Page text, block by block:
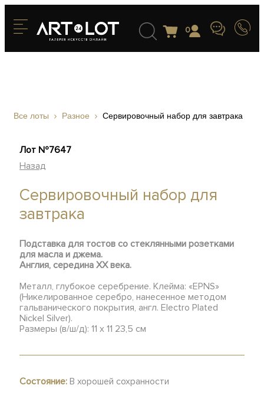
0
Все лоты Разное Сервировочный набор для завтрака
Лот №7647
Назад
Сервировочный набор для
завтрака
Подставка для тостов со стеклянными розетками
для масла и джема.
Англия, середина ХХ века.
Металл, глубокое серебрение. Клейма: «EPNS»
(Никелированное серебро, нанесенное методом
гальванического покрытия, англ. Electro Plated
Nickel Silver).
Размеры (в/ш/д): 11 х 11 23,5 см
Состояние: В хорошей сохранности